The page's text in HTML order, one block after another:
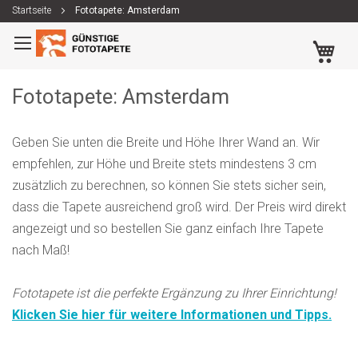
Startseite Fototapete: Amsterdam
Zum
Inhalt
springen
Fototapete: Amsterdam
Geben Sie unten die Breite und Höhe Ihrer Wand an. Wir
empfehlen, zur Höhe und Breite stets mindestens 3 cm
zusätzlich zu berechnen, so können Sie stets sicher sein,
dass die Tapete ausreichend groß wird. Der Preis wird direkt
angezeigt und so bestellen Sie ganz einfach Ihre Tapete
nach Maß!
Fototapete ist die perfekte Ergänzung zu Ihrer Einrichtung!
Klicken Sie hier für weitere Informationen und Tipps.